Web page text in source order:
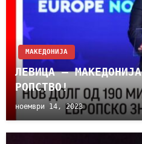
МАКЕДОНИЈА
ЛЕВИЦА –
РОПСТВО!
ноември 14, 2023